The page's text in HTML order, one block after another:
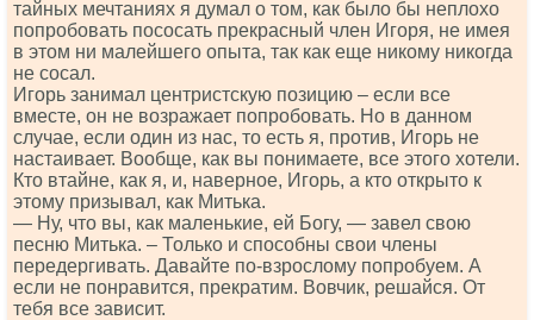
тайных мечтаниях я думал о том, как было бы неплохо
попробовать пососать прекрасный член Игоря, не имея
в этом ни малейшего опыта, так как еще никому никогда
не сосал.
Игорь занимал центристскую позицию – если все
вместе, он не возражает попробовать. Но в данном
случае, если один из нас, то есть я, против, Игорь не
настаивает. Вообще, как вы понимаете, все этого хотели.
Кто втайне, как я, и, наверное, Игорь, а кто открыто к
этому призывал, как Митька.
— Ну, что вы, как маленькие, ей Богу, — завел свою
песню Митька. – Только и способны свои члены
передергивать. Давайте по-взрослому попробуем. А
если не понравится, прекратим. Вовчик, решайся. От
тебя все зависит.